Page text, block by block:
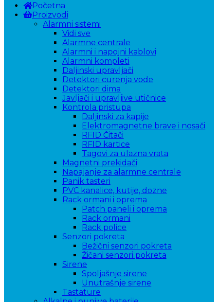
Početna
Proizvodi
Alarmni sistemi
Vidi sve
Alarmne centrale
Alarmni i napojni kablovi
Alarmni kompleti
Daljinski upravljači
Detektori curenja vode
Detektori dima
Javljači i upravljive utičnice
Kontrola pristupa
Daljinski za kapije
Elektromagnetne brave i nosači
RFID Čitači
RFID kartice
Tagovi za ulazna vrata
Magnetni prekidači
Napajanje za alarmne centrale
Panik tasteri
PVC kanalice, kutije, dozne
Rack ormani i oprema
Patch paneli i oprema
Rack ormani
Rack police
Senzori pokreta
Bežični senzori pokreta
Žičani senzori pokreta
Sirene
Spoljašnje sirene
Unutrašnje sirene
Tastature